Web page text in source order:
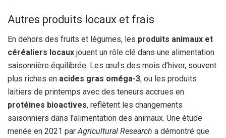
Autres produits locaux et frais
En dehors des fruits et légumes, les produits animaux et
céréaliers locaux jouent un rôle clé dans une alimentation
saisonnière équilibrée. Les œufs des mois d’hiver, souvent
plus riches en acides gras oméga-3, ou les produits
laitiers de printemps avec des teneurs accrues en
protéines bioactives, reflètent les changements
saisonniers dans l’alimentation des animaux. Une étude
menée en 2021 parAgricultural Research a démontré que